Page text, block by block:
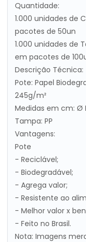
Quantidade:
1.000 unidades de
pacotes de 50un
1.000 unidades de
em pacotes de
Descrição Técnica:
Pote: Papel
245g/m²
Medidas em cm: Ø
Tampa: PP
Vantagens:
Pote
- Reciclável;
- Biodegradável;
- Agrega valor;
- Resistente ao
- Melhor valor x
- Feito no Brasil.
Nota: Imagens